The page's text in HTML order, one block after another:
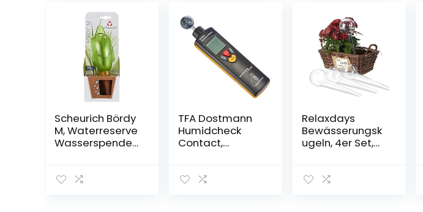
Scheurich Bördy
M, Waterreserve
Wasserspender
Green, 20 cm
TFA Dostmann
Humidcheck
Contact,
30.5503, ideal
Relaxdays
Bewässerungsk
ugeln, 4er Set,
Wochen,